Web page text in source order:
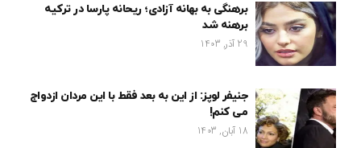
برهنگی به بهانه آزادی؛ ریحانه پارسا در ترکیه
برهنه شد
29 آذر, 1403
جنیفر لوپز: از این به بعد فقط با این مردان ازدواج
می کنم!
18 آبان, 1403